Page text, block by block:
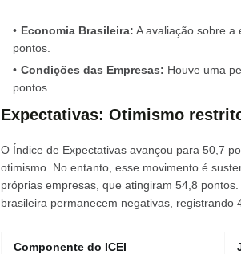
Economia Brasileira: A avaliação sobre a
pontos.
Condições das Empresas: Houve uma
pontos.
Expectativas: Otimismo
O Índice de Expectativas avançou para 50,7
otimismo. No entanto, esse movimento é
próprias empresas, que atingiram 54,8
brasileira permanecem negativas, registrando
Componente do ICEI